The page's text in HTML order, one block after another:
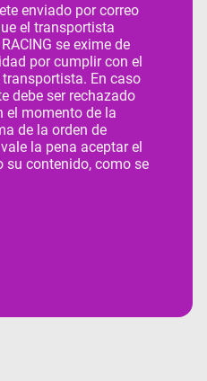
enviado por correo
el transportista
se exime de
por cumplir con el
En caso
debe ser rechazado
el momento de la
de la orden de
la pena aceptar el
su contenido, como se